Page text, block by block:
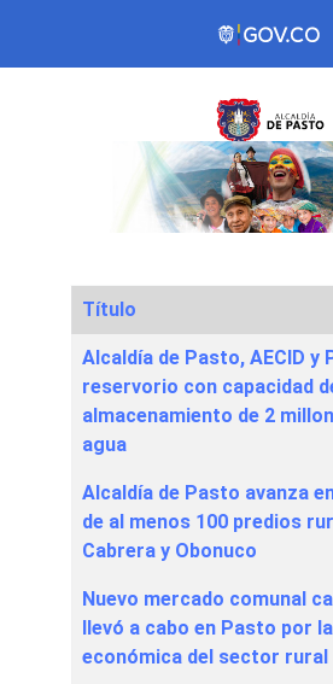
Articles
Título
Alcaldía de Pasto, AECID y
reservorio con capacidad
almacenamiento de 2
agua
Alcaldía de Pasto avanza
de al menos 100 predios
Cabrera y Obonuco
Nuevo mercado comunal
llevó a cabo en Pasto por
económica del sector rural